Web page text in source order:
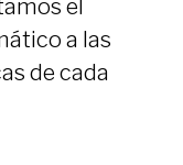
el
a las
de cada